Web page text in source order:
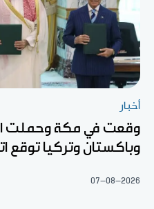
أخبار
وقعت في مكة وحملت
وباكستان وتركيا توقع
07-08-2026